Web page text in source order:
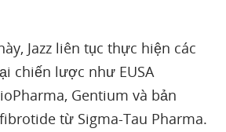
Jazz liên tục thực hiện các
chiến lược như EUSA
Gentium và bản
từ Sigma-Tau Pharma.